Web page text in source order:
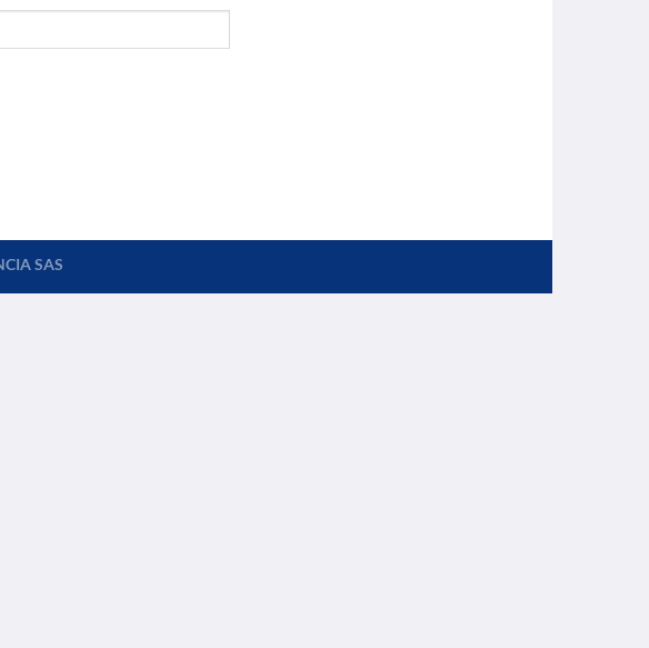
SAS